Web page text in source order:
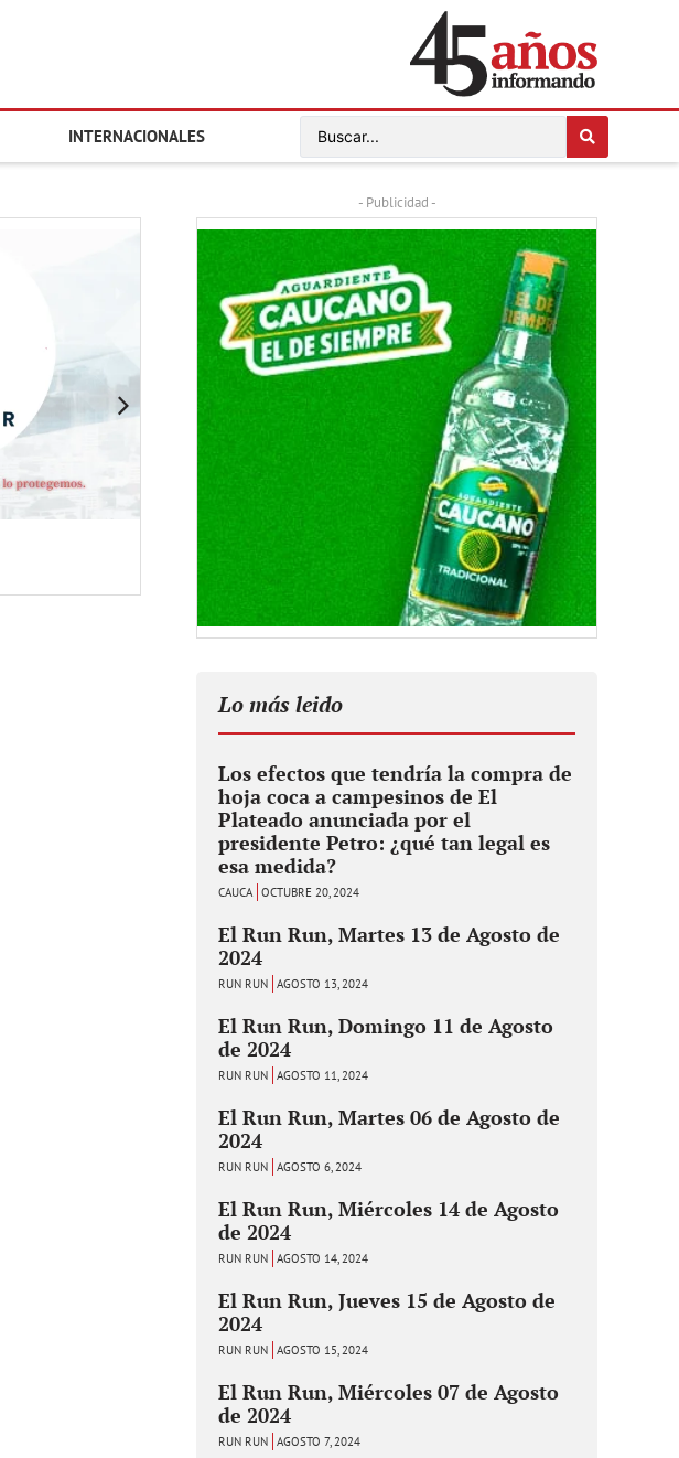
INTERNACIONALES
- Publicidad -
Lo más leido
Los efectos que tendría la compra de
hoja coca a campesinos de El
Plateado anunciada por el
presidente Petro: ¿qué tan legal es
esa medida?
CAUCA OCTUBRE 20, 2024
El Run Run, Martes 13 de Agosto de
2024
RUN RUN AGOSTO 13, 2024
El Run Run, Domingo 11 de Agosto
de 2024
RUN RUN AGOSTO 11, 2024
El Run Run, Martes 06 de Agosto de
2024
RUN RUN AGOSTO 6, 2024
El Run Run, Miércoles 14 de Agosto
de 2024
RUN RUN AGOSTO 14, 2024
El Run Run, Jueves 15 de Agosto de
2024
RUN RUN AGOSTO 15, 2024
El Run Run, Miércoles 07 de Agosto
de 2024
RUN RUN AGOSTO 7, 2024